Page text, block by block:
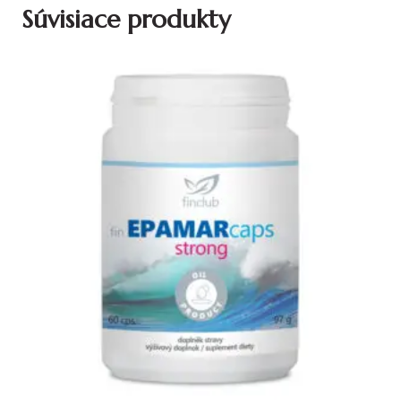
Súvisiace produkty